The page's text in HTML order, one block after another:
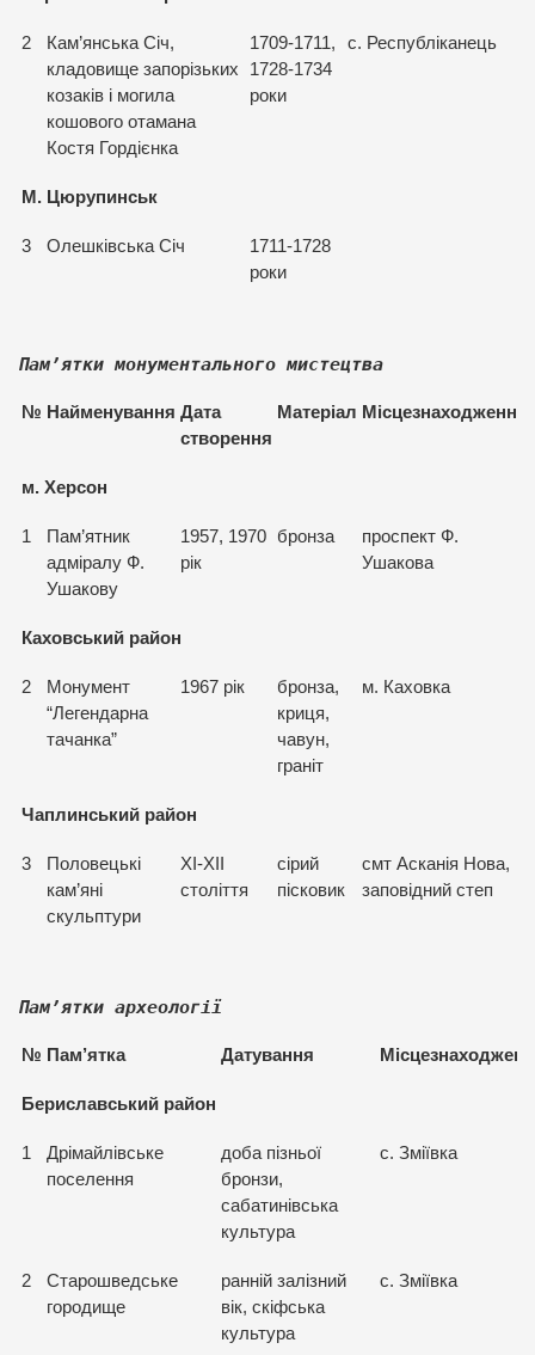
2
Кам’янська Січ,
кладовище запорізьких
козаків і могила
кошового отамана
Костя Гордієнка
1709-1711,
1728-1734
роки
с. Республіканець
М. Цюрупинськ
3 Олешківська Січ
1711-1728
роки
Пам’ятки монументального мистецтва
№ Найменування Дата
створення
Матеріал Місцезнаходження
м. Херсон
1
Пам’ятник
адміралу Ф.
Ушакову
1957, 1970
рік
бронза
проспект Ф.
Ушакова
Каховський район
2
Монумент
“Легендарна
тачанка”
1967 рік
бронза,
криця,
чавун,
граніт
м. Каховка
Чаплинський район
3
Половецькі
кам’яні
скульптури
XI-XII
століття
сірий
пісковик
смт Асканія Нова,
заповідний степ
Пам’ятки археології
№ Пам’ятка Датування
Бериславський район
1
Дрімайлівське
поселення
доба пізньої
бронзи,
сабатинівська
культура
с. Зміївка
2
Старошведське
городище
ранній залізний
вік, скіфська
культура
с. Зміївка